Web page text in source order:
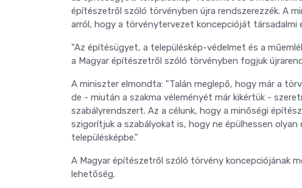
építészetről szóló törvényben újra rendszerezzék. A
arról, hogy a törvénytervezet koncepcióját társadalmi
"Az építésügyet, a településkép-védelmet és a
a Magyar építészetről szóló törvényben fogjuk
A miniszter elmondta: "Talán meglepő, hogy már a
de - miután a szakma véleményét már kikértük -
szabályrendszert. Az a célunk, hogy a minőségi
szigorítjuk a szabályokat is, hogy ne épülhessen
településképbe."
A Magyar építészetről szóló törvény koncepciójának
lehetőség.